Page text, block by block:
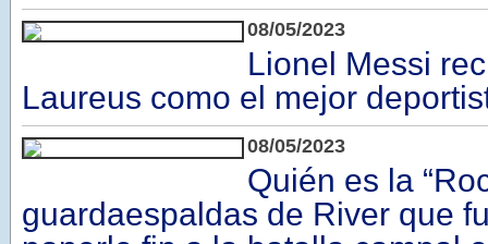
08/05/2023
Lionel Messi
Laureus como el mejor
08/05/2023
Quién es la
guardaespaldas de River que